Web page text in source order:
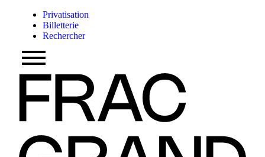
Privatisation
Billetterie
Rechercher